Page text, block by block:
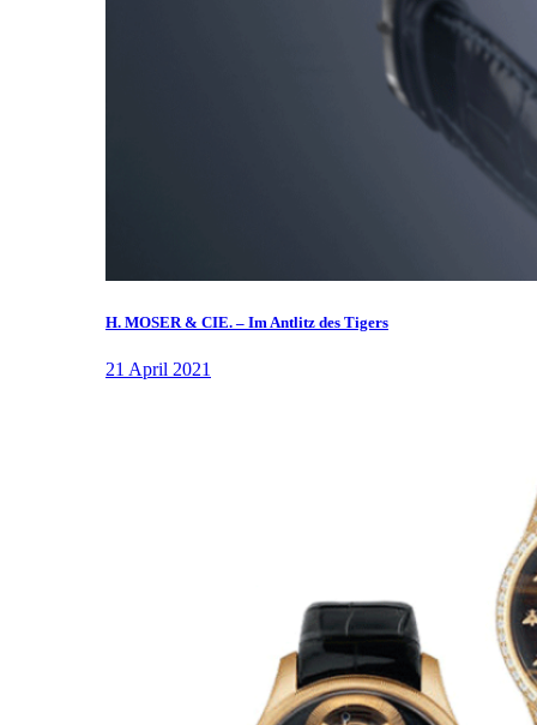
H. MOSER & CIE. – Im Antlitz des Tigers
21 April 2021